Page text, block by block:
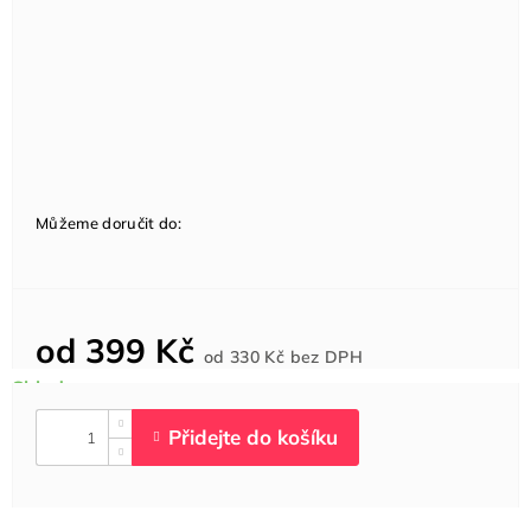
od 399 Kč od330 Kč bez DPHcena:
Můžeme doručit do: